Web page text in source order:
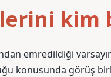
kim
emredildiği
konusunda görüş